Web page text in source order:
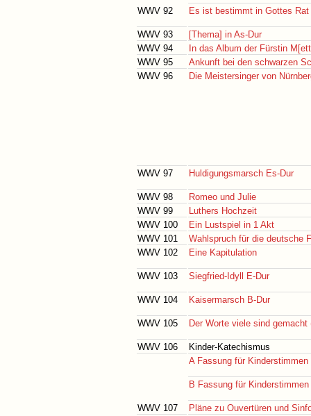
WWV 92 Es ist bestimmt in Gottes Rat
WWV 93
[Thema] in As-Dur
WWV 94
In das Album der Fürstin
WWV 95
Ankunft bei den schwarzen
WWV 96
Die Meistersinger von
WWV 97 Huldigungsmarsch Es-Dur
WWV 98
Romeo und Julie
WWV 99
Luthers Hochzeit
WWV 100
Ein Lustspiel in 1 Akt
WWV 101
Wahlspruch für die deutsche
WWV 102
Eine Kapitulation
WWV 103 Siegfried-Idyll E-Dur
WWV 104 Kaisermarsch B-Dur
WWV 105 Der Worte viele sind gemacht
WWV 106
Kinder-Katechismus
A Fassung für Kinderstimmen
B Fassung für
WWV 107
Pläne zu Ouvertüren und